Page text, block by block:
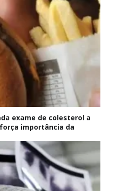
exame de colesterol a
importância da